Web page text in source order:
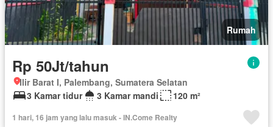
Rumah
Rp 50Jt/tahun
Ilir Barat I, Palembang, Sumatera Selatan
3 Kamar tidur
3 Kamar mandi 120 m²
1 hari, 16 jam yang lalu masuk - IN.Come Realty